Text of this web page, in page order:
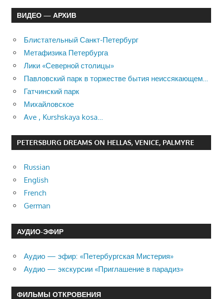
ВИДЕО — АРХИВ
Блистательный Санкт-Петербург
Метафизика Петербурга
Лики «Северной столицы»
Павловский парк в торжестве бытия неиссякающем…
Гатчинский парк
Михайловское
Ave , Kurshskaya kosa…
PETERSBURG DREAMS ON HELLAS, VENICE, PALMYRE
Russian
English
French
German
АУДИО-ЭФИР
Аудио — эфир: «Петербургская Мистерия»
Аудио — экскурсии «Приглашение в парадиз»
ФИЛЬМЫ ОТКРОВЕНИЯ